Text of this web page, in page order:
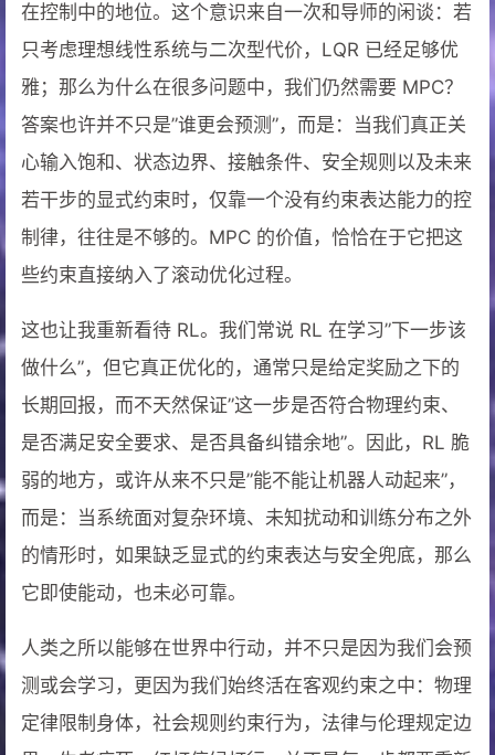
在控制中的地位。这个意识来自一次和导师的闲谈：若
只考虑理想线性系统与二次型代价，LQR 已经足够优
雅；那么为什么在很多问题中，我们仍然需要 MPC？
答案也许并不只是”谁更会预测”，而是：当我们真正关
心输入饱和、状态边界、接触条件、安全规则以及未来
若干步的显式约束时，仅靠一个没有约束表达能力的控
制律，往往是不够的。MPC 的价值，恰恰在于它把这
些约束直接纳入了滚动优化过程。
这也让我重新看待 RL。我们常说 RL 在学习”下一步该
做什么”，但它真正优化的，通常只是给定奖励之下的
长期回报，而不天然保证”这一步是否符合物理约束、
是否满足安全要求、是否具备纠错余地”。因此，RL 脆
弱的地方，或许从来不只是”能不能让机器人动起来”，
而是：当系统面对复杂环境、未知扰动和训练分布之外
的情形时，如果缺乏显式的约束表达与安全兜底，那么
它即使能动，也未必可靠。
人类之所以能够在世界中行动，并不只是因为我们会预
测或会学习，更因为我们始终活在客观约束之中：物理
定律限制身体，社会规则约束行为，法律与伦理规定边